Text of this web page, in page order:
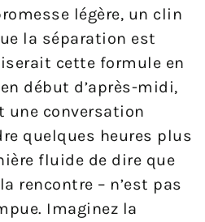
légère, un clin
la séparation est
cette formule en
début d’après-midi,
une conversation
quelques heures plus
fluide de dire que
rencontre – n’est pas
Imaginez la